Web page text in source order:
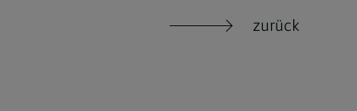
zurück